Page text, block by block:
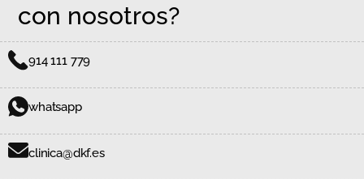
con nosotros?
914 111 779
whatsapp
clinica@dkf.es